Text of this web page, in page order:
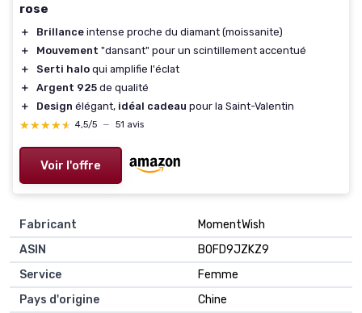
rose
＋ Brillance intense proche du diamant (moissanite)
＋
Mouvement "dansant" pour un scintillement accentué
＋
Serti halo qui amplifie l'éclat
＋
Argent 925 de qualité
＋
Design élégant, idéal cadeau pour la Saint-Valentin
★★★★★
★★★★★ 4,5/5 — 51 avis
Voir l'offre
Fabricant
MomentWish
ASIN
B0FD9JZKZ9
Service
Femme
Pays d'origine
Chine